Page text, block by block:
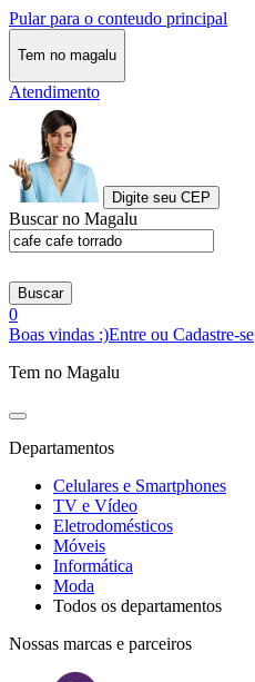
Pular para o conteudo principal
Tem no magalu
Atendimento
Digite seu CEP
Buscar no Magalu
Buscar
0
Boas vindas :)Entre ou Cadastre-se
Tem no Magalu
Departamentos
Celulares e Smartphones
TV e Vídeo
Eletrodomésticos
Móveis
Informática
Moda
Todos os departamentos
Nossas marcas e parceiros